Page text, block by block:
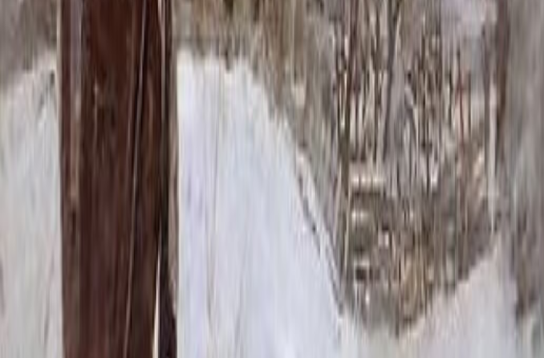
102 348 ₽
60x80x8 15x90x20
110 304 ₽
60x80x10 15x90x20
122 400 ₽
70x100x10 15x110x20
100x140x8 15x150x20